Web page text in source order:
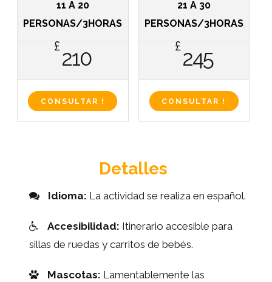
11 A 20
PERSONAS/3HORAS
£210
CONSULTAR !
21 A 30
PERSONAS/3HORAS
£245
CONSULTAR !
Detalles
Idioma: La actividad se realiza en español.
Accesibilidad: Itinerario accesible para
sillas de ruedas y carritos de bebés.
Mascotas: Lamentablemente las